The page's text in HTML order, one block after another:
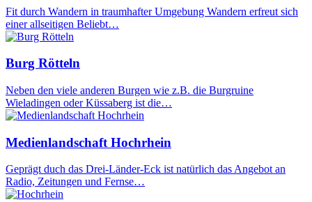
Fit durch Wandern in traumhafter Umgebung Wandern erfreut sich
einer allseitigen Beliebt…
Burg Rötteln
Neben den viele anderen Burgen wie z.B. die Burgruine
Wieladingen oder Küssaberg ist die…
Medienlandschaft Hochrhein
Geprägt duch das Drei-Länder-Eck ist natürlich das Angebot an
Radio, Zeitungen und Fernse…